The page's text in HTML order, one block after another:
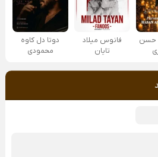
حسن
فانوس میلاد
تایان
دوتا دل کاوه
محمودی